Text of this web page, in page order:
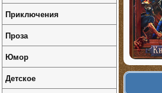
Приключения
Проза
Юмор
Детское